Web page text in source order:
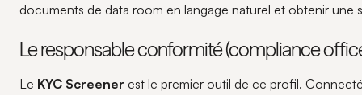
documents de data room en langage naturel et obtenir
Le responsable conformité (compliance
Le KYC Screener est le premier outil de ce profil.